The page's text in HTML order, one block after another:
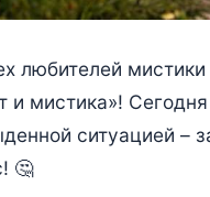
любителей
и мистика»!
ситуацией –
🤔